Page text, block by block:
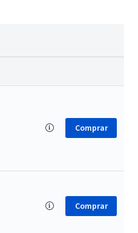
Comprar
Comprar